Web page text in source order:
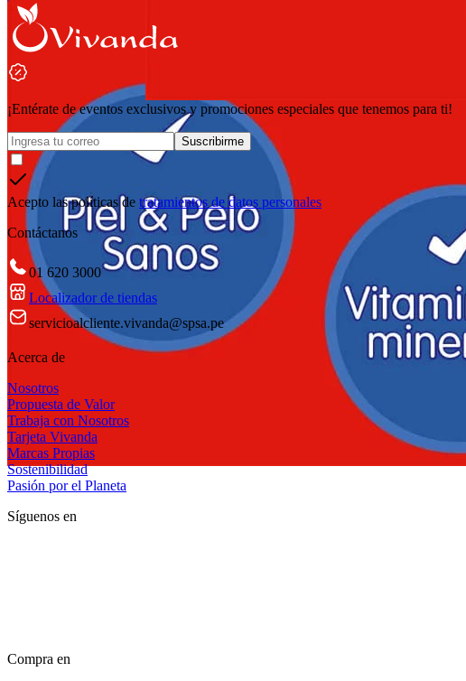
¡Entérate de eventos exclusivos y promociones especiales que tenemos para ti!
Suscribirme
Acepto las políticas de tratamientos de datos personales
Contáctanos
01 620 3000
Localizador de tiendas
servicioalcliente.vivanda@spsa.pe
Acerca de
Nosotros
Propuesta de Valor
Trabaja con Nosotros
Tarjeta Vivanda
Marcas Propias
Sostenibilidad
Pasión por el Planeta
Síguenos en
Compra en